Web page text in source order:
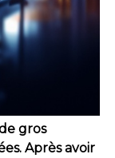
gros
Après avoir